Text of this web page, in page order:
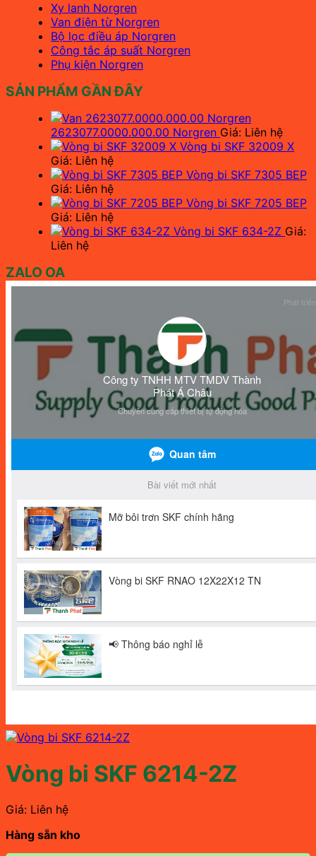
Xy lanh Norgren
Van điện từ Norgren
Bộ lọc điều áp Norgren
Công tắc áp suất Norgren
Phụ kiện Norgren
SẢN PHẨM GẦN ĐÂY
2623077.0000.000.00 Norgren Giá: Liên hệ
Vòng bi SKF 32009 X
Giá: Liên hệ
Vòng bi SKF 7305 BEP
Giá: Liên hệ
Vòng bi SKF 7205 BEP
Giá: Liên hệ
Vòng bi SKF 634-2Z Giá:
Liên hệ
ZALO OA
Vòng bi SKF 6214-2Z
Giá: Liên hệ
Hàng sẵn kho